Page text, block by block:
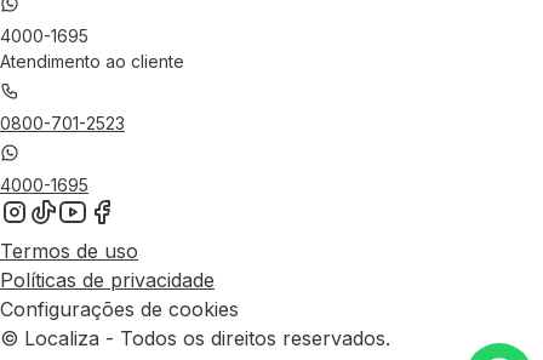
4000-1695
Atendimento ao cliente
0800-701-2523
4000-1695
Termos de uso
Políticas de privacidade
Configurações de cookies
© Localiza - Todos os direitos reservados.